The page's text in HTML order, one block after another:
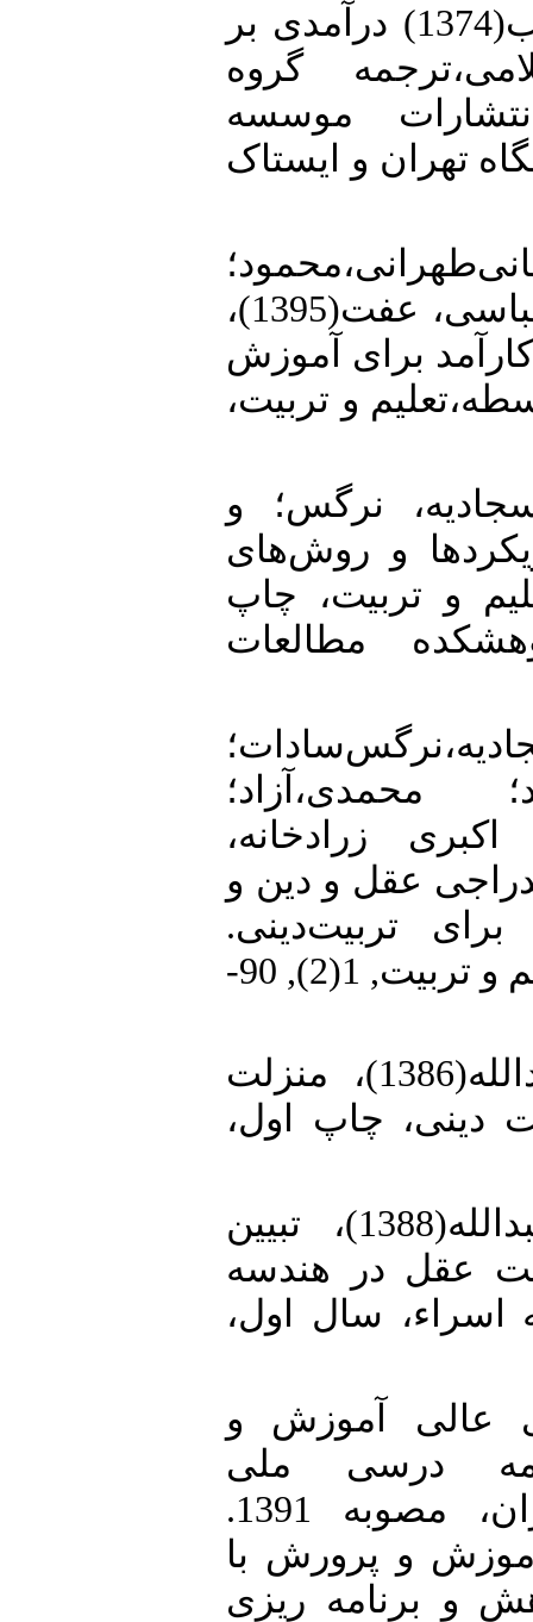
3. • العطاس،محمدنقیب(1374) درآمدی بر
گروه
موسسه
تهران و ایستاک
علی‌عسگری،مجید؛و عباسی، عفت(1395)،
برای آموزش
و تربیت،
نرگس؛ و
(1394)رویکردها و روش‌های
و تربیت، چاپ
مطالعات
محمدی،آزاد؛
زرادخانه،
اندراجی عقل و دین و
تربیت‌دینی.
پژوهش نامه مبانی تعلیم و تربیت, 1(2), 90-
7. • جوادی‌آملی، عبدالله(1386)، منزلت
دینی، چاپ اول،
8. • جوادی‌آملی، عبدالله(1388)، تبیین
عقل در هندسه
اسراء، سال اول،
عالی آموزش و
برنامه درسی ملی
جمهوری اسلامی ایران، مصوبه 1391.
و پرورش با
و برنامه ریزی